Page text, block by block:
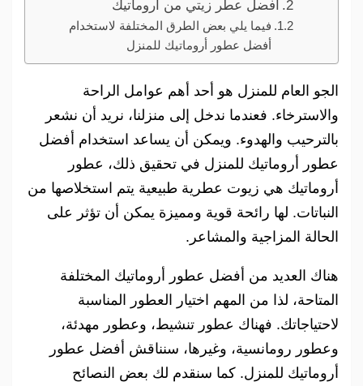
افضل عطر زيتي من اروماتيك
فيما يلي بعض الطرق المختلفة لاستخدام
أفضل عطور أروماتيك للمنزل
الجو العام للمنزل هو أحد أهم عوامل الراحة
والاسترخاء. فعندما ندخل إلى منزلنا، نريد أن نشعر
بالترحيب والهدوء. ويمكن أن يساعد استخدام أفضل
عطور أروماتيك للمنزل في تحقيق ذلك، عطور
أروماتيك هي زيوت عطرية طبيعية يتم استخلاصها من
النباتات. لها رائحة قوية ومميزة يمكن أن تؤثر على
الحالة المزاجية والمشاعر.
هناك العديد من أفضل عطور أروماتيك المختلفة
المتاحة، لذا من المهم اختيار العطور المناسبة
لاحتياجاتك. فهناك عطور تنشيط، وعطور مهدئة،
وعطور رومانسية، وغيرها، سنناقش أفضل عطور
أروماتيك للمنزل. كما سنقدم لك بعض النصائح